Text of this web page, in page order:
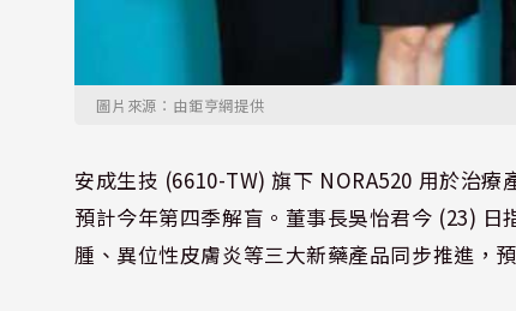
圖片來源：由鉅亨網提供
安成生技 (6610-TW) 旗下 NORA520 用於治
預計今年第四季解盲。董事長吳怡君今 (23) 日
腫、異位性皮膚炎等三大新藥產品同步推進，